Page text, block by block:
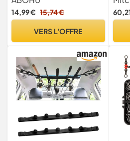
d'hameçon avec Gants
Anti-Coupure et dragonne,
Inoxydable à Verrouillage
rivière
14,99 € 15,74 €
VERS L'OFFRE
la